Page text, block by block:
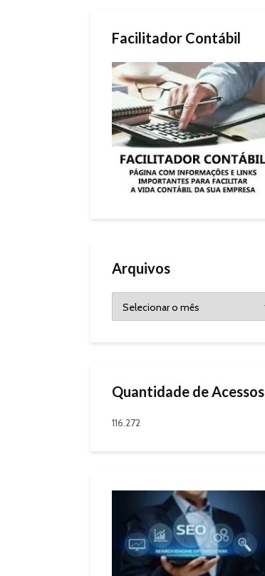
Facilitador Contábil
Arquivos
Quantidade de Acessos
116.272